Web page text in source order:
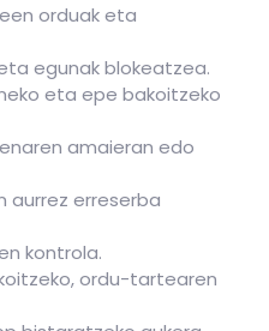
orduak eta
egunak blokeatzea.
eta epe bakoitzeko
amaieran edo
aurrez erreserba
kontrola.
ordu-tartearen